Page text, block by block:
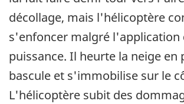
décollage, mais l'hélicoptère
s'enfoncer malgré l'application
puissance. Il heurte la neige en
bascule et s'immobilise sur le
L'hélicoptère subit des